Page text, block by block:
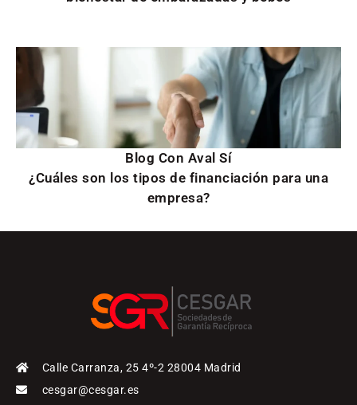
Blog Con Aval Sí
¿Cuáles son los tipos de financiación para una
empresa?
Calle Carranza, 25 4º-2 28004 Madrid
cesgar@cesgar.es